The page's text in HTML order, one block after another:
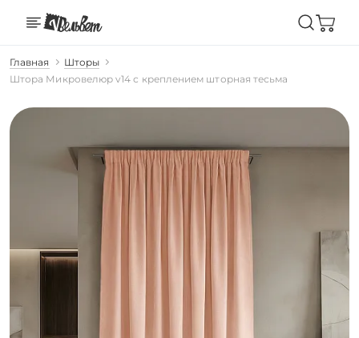
Главная
Шторы
Штора Микровелюр v14 с креплением шторная тесьма